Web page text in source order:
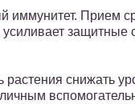
иммунитет. Прием
усиливает защитные
растения снижать